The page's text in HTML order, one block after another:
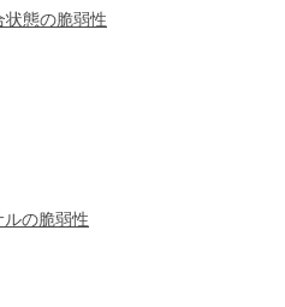
状態の脆弱性
ルの脆弱性